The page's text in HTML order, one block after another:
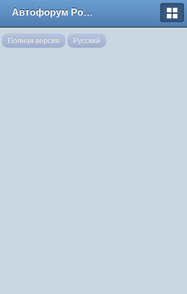
Автофорум Ростова-на-Дону
Полная версия Русский